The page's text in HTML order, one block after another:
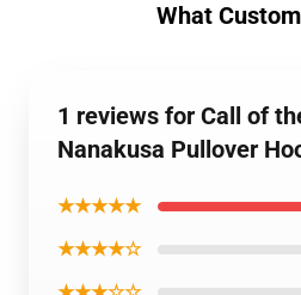
What
1 reviews for Call of
Nanakusa Pullover
★★★★★
★★★★☆